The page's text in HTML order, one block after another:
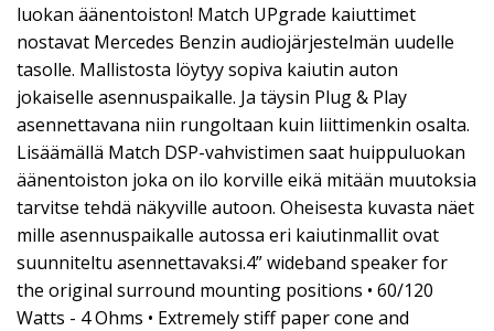
luokan äänentoiston! Match UPgrade kaiuttimet
nostavat Mercedes Benzin audiojärjestelmän uudelle
tasolle. Mallistosta löytyy sopiva kaiutin auton
jokaiselle asennuspaikalle. Ja täysin Plug & Play
asennettavana niin rungoltaan kuin liittimenkin osalta.
Lisäämällä Match DSP-vahvistimen saat huippuluokan
äänentoiston joka on ilo korville eikä mitään muutoksia
tarvitse tehdä näkyville autoon. Oheisesta kuvasta näet
mille asennuspaikalle autossa eri kaiutinmallit ovat
suunniteltu asennettavaksi.4” wideband speaker for
the original surround mounting positions • 60/120
Watts - 4 Ohms • Extremely stiff paper cone and